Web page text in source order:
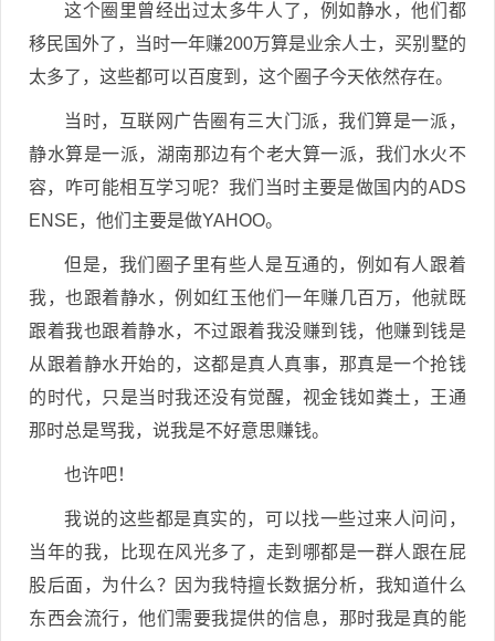
这个圈里曾经出过太多牛人了，例如静水，他们都
移民国外了，当时一年赚200万算是业余人士，买别墅的
太多了，这些都可以百度到，这个圈子今天依然存在。
当时，互联网广告圈有三大门派，我们算是一派，
静水算是一派，湖南那边有个老大算一派，我们水火不
容，咋可能相互学习呢？我们当时主要是做国内的ADS
ENSE，他们主要是做YAHOO。
但是，我们圈子里有些人是互通的，例如有人跟着
我，也跟着静水，例如红玉他们一年赚几百万，他就既
跟着我也跟着静水，不过跟着我没赚到钱，他赚到钱是
从跟着静水开始的，这都是真人真事，那真是一个抢钱
的时代，只是当时我还没有觉醒，视金钱如粪土，王通
那时总是骂我，说我是不好意思赚钱。
也许吧！
我说的这些都是真实的，可以找一些过来人问问，
当年的我，比现在风光多了，走到哪都是一群人跟在屁
股后面，为什么？因为我特擅长数据分析，我知道什么
东西会流行，他们需要我提供的信息，那时我是真的能